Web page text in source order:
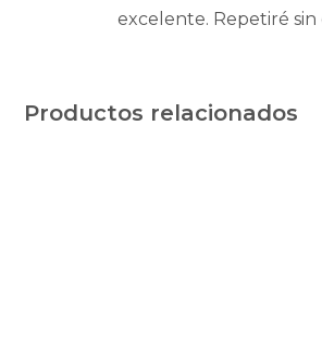
excelente. Repetiré sin
Productos relacionados